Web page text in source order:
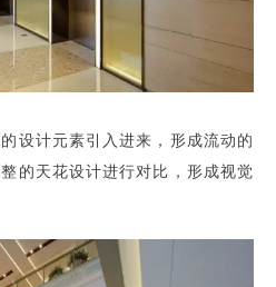
设计元素引入进来，形成流动的
的天花设计进行对比，形成视觉